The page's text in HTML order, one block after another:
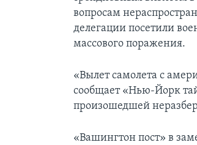
вопросам
делегации посетили
массового поражения.
«Вылет самолета с
сообщает «Нью-Йорк
произошедшей
«Вашингтон пост» в